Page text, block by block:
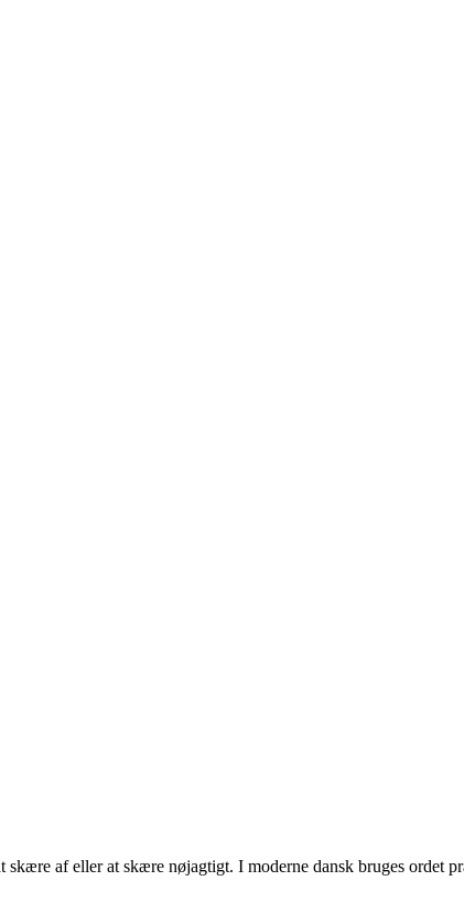
af eller at skære nøjagtigt. I moderne dansk bruges ordet